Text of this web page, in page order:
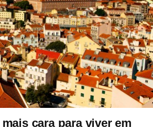
cara para viver em